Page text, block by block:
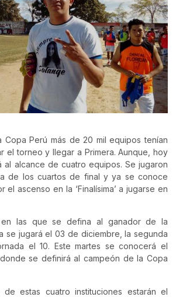
Copa Perú más de 20 mil equipos tenían
el torneo y llegar a Primera. Aunque, hoy
al alcance de cuatro equipos. Se jugaron
de los cuartos de final y ya se conoce
el ascenso en la ‘Finalísima’ a jugarse en
las que se defina al ganador de la
se jugará el 03 de diciembre, la segunda
el 10. Este martes se conocerá el
se definirá al campeón de la Copa
de estas cuatro instituciones estarán el